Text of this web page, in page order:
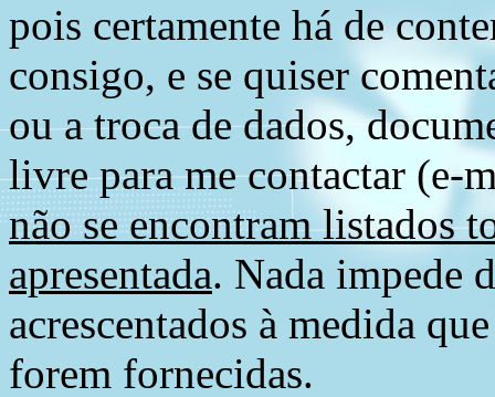
pois certamente há de
consigo, e se quiser
ou a troca de dados,
livre para me contactar (e-
não se encontram listados
apresentada. Nada impede
acrescentados à medida
forem fornecidas.